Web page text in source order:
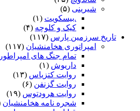
شیرینی (۵)
.بیسکویت (۱)
کیک و کلوچه (۴)
تاریخ سرزمین پارس (۱۱۷)
امپراتوری هخامنشیان (۱۱۷)
تمام جنگ های
داریوش (۱)
روایت کتزیاس (۱۳)
روایت گزنفن (۶)
روایت هرودتوس (۱۹)
شجره نامه هخامنشیان